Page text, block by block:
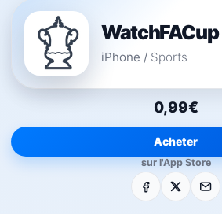
WatchFACup
iPhone / Sports
0,99€
Acheter
sur l'App Store
Facebook E-mail